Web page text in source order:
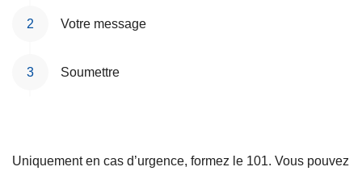
Votre message
Soumettre
Uniquement en cas d’urgence, formez le 101. Vous pouvez